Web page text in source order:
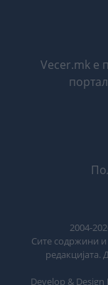
Vecer.mk е
2004-
Сите содржини и
Develop &